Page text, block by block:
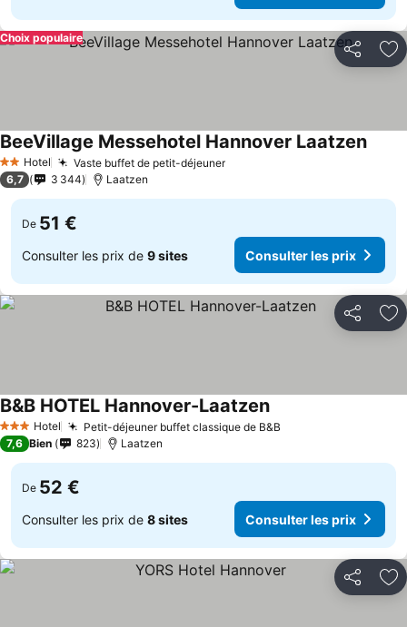
Partager
Choix populaire
2 Étoiles
Hotel Vaste buffet de petit-déjeuner
BeeVillage Messehotel Hannover Laatzen
6,7 3 344 Laatzen
De 51 €
Consulter les prix de 9 sites Consulter les prix
Partager
3 ÉtoilesHotel Petit-déjeuner buffet classique de B&B
B&B HOTEL Hannover-Laatzen
7,6 Bien 823 Laatzen
De 52 €
Consulter les prix de 8 sites Consulter les prix
Partager